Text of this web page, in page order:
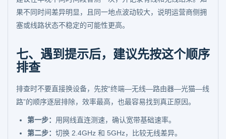
果不同时间差异明显，且同一地点波动较大，说明运营商侧拥
塞或线路状态不稳定的可能性更高。
七、遇到提示后，建议先按这个顺序
排查
排查时不要直接换设备，先按“终端—无线—路由器—光猫—线
路”的顺序逐层排除，效率最高，也最容易找到真正原因。
第一步： 用网线直连测速，确认宽带基础速率。
第二步： 切换 2.4GHz 和 5GHz，比较无线差异。